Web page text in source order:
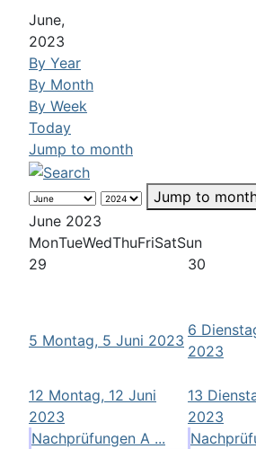
June,
2023
By Year
By Month
By Week
Today
Jump to month
Jump to
June 2023
MonTueWedThuFriSatSun
29
30
5 Montag, 5 Juni 2023
6
2023
12 Montag, 12 Juni
2023
Nachprüfungen A ...
13
2023